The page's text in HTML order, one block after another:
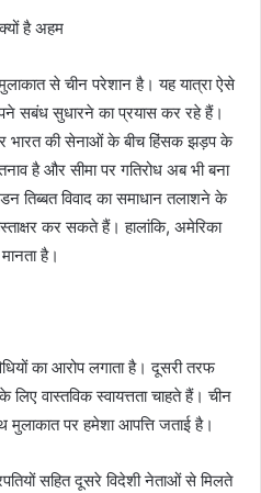
है अहम
से चीन परेशान है। यह यात्रा ऐसे
सबंध सुधारने का प्रयास कर रहे हैं।
भारत की सेनाओं के बीच हिंसक झड़प के
है और सीमा पर गतिरोध अब भी बना
तिब्बत विवाद का समाधान तलाशने के
कर सकते हैं। हालांकि, अमेरिका
है।
का आरोप लगाता है। दूसरी तरफ
लिए वास्तविक स्वायत्तता चाहते हैं। चीन
मुलाकात पर हमेशा आपत्ति जताई है।
सहित दूसरे विदेशी नेताओं से मिलते